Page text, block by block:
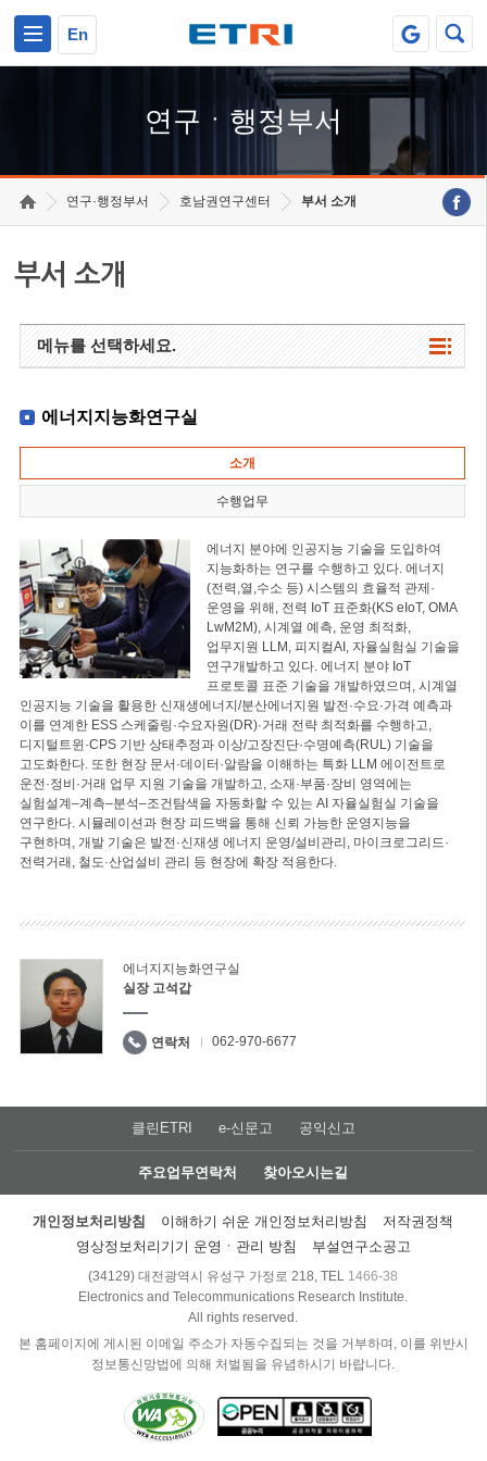
En
연구ㆍ행정부서
연구·행정부서 호남권연구센터 부서 소개
부서 소개
메뉴를 선택하세요.
에너지지능화연구실
소개
수행업무
에너지 분야에 인공지능 기술을 도입하여
지능화하는 연구를 수행하고 있다. 에너지
(전력,열,수소 등) 시스템의 효율적 관제·
운영을 위해, 전력 IoT 표준화(KS eIoT, OMA
LwM2M), 시계열 예측, 운영 최적화,
업무지원 LLM, 피지컬AI, 자율실험실 기술을
연구개발하고 있다. 에너지 분야 IoT
프로토콜 표준 기술을 개발하였으며, 시계열
인공지능 기술을 활용한 신재생에너지/분산에너지원 발전·수요·가격 예측과
이를 연계한 ESS 스케줄링·수요자원(DR)·거래 전략 최적화를 수행하고,
디지털트윈·CPS 기반 상태추정과 이상/고장진단·수명예측(RUL) 기술을
고도화한다. 또한 현장 문서·데이터·알람을 이해하는 특화 LLM 에이전트로
운전·정비·거래 업무 지원 기술을 개발하고, 소재·부품·장비 영역에는
실험설계–계측–분석–조건탐색을 자동화할 수 있는 AI 자율실험실 기술을
연구한다. 시뮬레이션과 현장 피드백을 통해 신뢰 가능한 운영지능을
구현하며, 개발 기술은 발전·신재생 에너지 운영/설비관리, 마이크로그리드·
전력거래, 철도·산업설비 관리 등 현장에 확장 적용한다.
에너지지능화연구실
실장 고석갑
연락처 062-970-6677
클린ETRI e-신문고 공익신고
주요업무연락처 찾아오시는길
개인정보처리방침 이해하기 쉬운 개인정보처리방침
저작권정책
영상정보처리기기 운영ㆍ관리 방침
부설연구소공고
(34129) 대전광역시 유성구 가정로 218, TEL 1466-38
Electronics and Telecommunications Research Institute.
All rights reserved.
본 홈페이지에 게시된 이메일 주소가 자동수집되는 것을 거부하며, 이를 위반시
정보통신망법에 의해 처벌됨을 유념하시기 바랍니다.